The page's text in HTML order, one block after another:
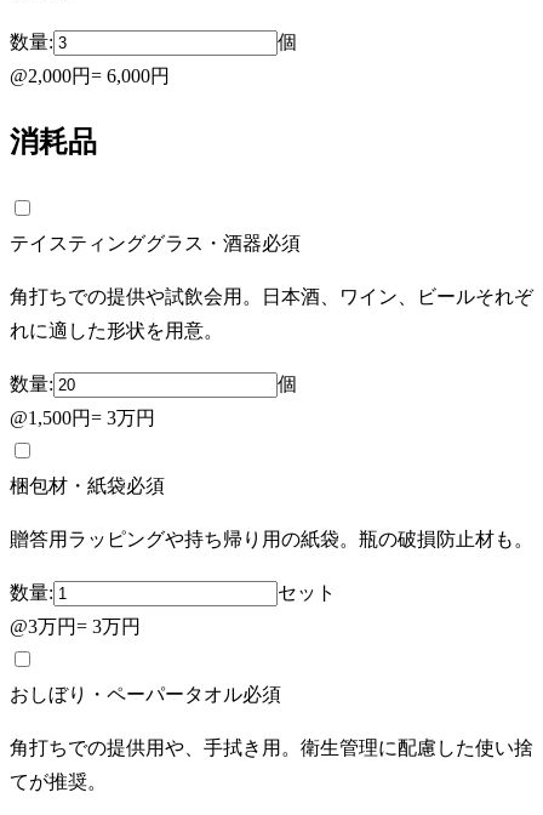
数量:
個
@2,000円= 6,000円
消耗品
テイスティンググラス・酒器必須
角打ちでの提供や試飲会用。日本酒、ワイン、ビールそれぞ
れに適した形状を用意。
数量:
個
@1,500円= 3万円
梱包材・紙袋必須
贈答用ラッピングや持ち帰り用の紙袋。瓶の破損防止材も。
数量:
セット
@3万円= 3万円
おしぼり・ペーパータオル必須
角打ちでの提供用や、手拭き用。衛生管理に配慮した使い捨
てが推奨。